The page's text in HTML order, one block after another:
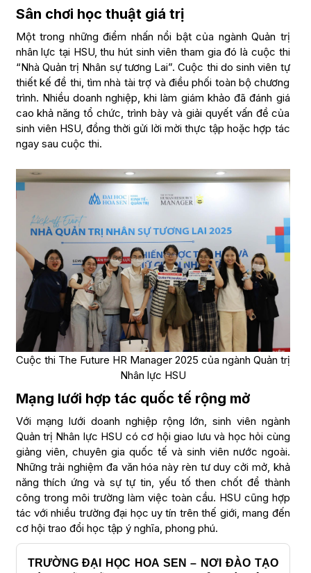
Sân chơi học thuật giá trị
Một trong những điểm nhấn nổi bật của ngành Quản trị
nhân lực tại HSU, thu hút sinh viên tham gia đó là cuộc thi
“Nhà Quản trị Nhân sự tương Lai”. Cuộc thi do sinh viên tự
thiết kế đề thi, tìm nhà tài trợ và điều phối toàn bộ chương
trình. Nhiều doanh nghiệp, khi làm giám khảo đã đánh giá
cao khả năng tổ chức, trình bày và giải quyết vấn đề của
sinh viên HSU, đồng thời gửi lời mời thực tập hoặc hợp tác
ngay sau cuộc thi.
Cuộc thi The Future HR Manager 2025 của ngành Quản trị
Nhân lực HSU
Mạng lưới hợp tác quốc tế rộng mở
Với mạng lưới doanh nghiệp rộng lớn, sinh viên ngành
Quản trị Nhân lực HSU có cơ hội giao lưu và học hỏi cùng
giảng viên, chuyên gia quốc tế và sinh viên nước ngoài.
Những trải nghiệm đa văn hóa này rèn tư duy cởi mở, khả
năng thích ứng và sự tự tin, yếu tố then chốt để thành
công trong môi trường làm việc toàn cầu. HSU cũng hợp
tác với nhiều trường đại học uy tín trên thế giới, mang đến
cơ hội trao đổi học tập ý nghĩa, phong phú.
TRƯỜNG ĐẠI HỌC HOA SEN – NƠI ĐÀO TẠO